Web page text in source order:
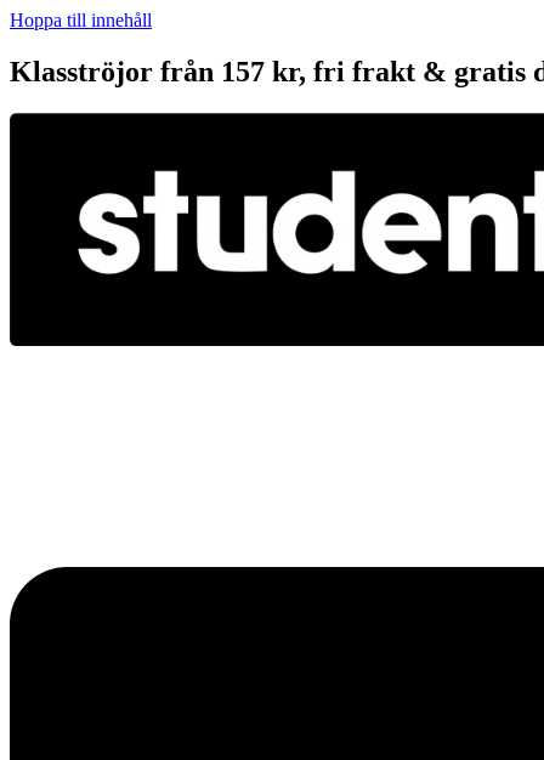
Hoppa till innehåll
Klasströjor från 157 kr, fri frakt & gratis